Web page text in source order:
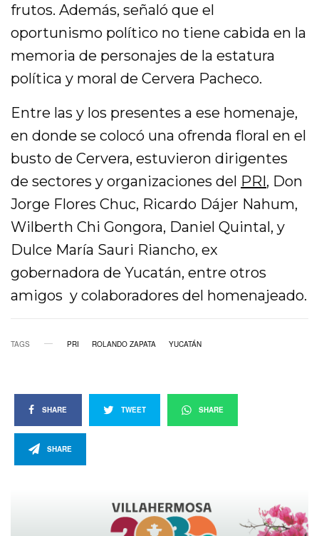
frutos. Además, señaló que el
oportunismo político no tiene cabida en la
memoria de personajes de la estatura
política y moral de Cervera Pacheco.
Entre las y los presentes a ese homenaje,
en donde se colocó una ofrenda floral en el
busto de Cervera, estuvieron dirigentes
de sectores y organizaciones del PRI, Don
Jorge Flores Chuc, Ricardo Dájer Nahum,
Wilberth Chi Gongora, Daniel Quintal, y
Dulce María Sauri Riancho, ex
gobernadora de Yucatán, entre otros
amigos y colaboradores del homenajeado.
TAGS PRI ROLANDO ZAPATA YUCATÁN
SHARE TWEET SHARE
SHARE